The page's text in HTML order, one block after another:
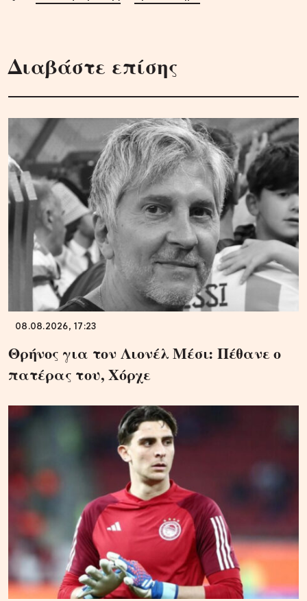
Διαβάστε επίσης
08.08.2026, 17:23
Θρήνος για τον Λιονέλ Μέσι: Πέθανε ο
πατέρας του, Χόρχε